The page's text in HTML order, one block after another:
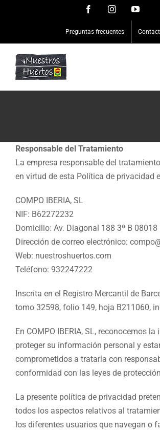
FacebookInstagram
Preguntas frecuentes
Responsable del Tratamiento
La empresa responsable del
en virtud de esta Política de privacidad
COMPO IBERIA, SL
NIF: B62272232
Domicilio: Av. Diagonal 188 3º B 08018
Dirección de correo electrónico:
Web: nuestroshuertos.com
Teléfono: 932247222
Inscrita en el Registro Mercantil de
tomo 32598, folio 149, hoja B211060,
En COMPO IBERIA, SL, reconocemos
proteger su información personal y
comprometidos a tratarla con
conformidad con las leyes de
La presente política de privacidad
todos los aspectos relativos al
los diferentes usuarios que navegan o